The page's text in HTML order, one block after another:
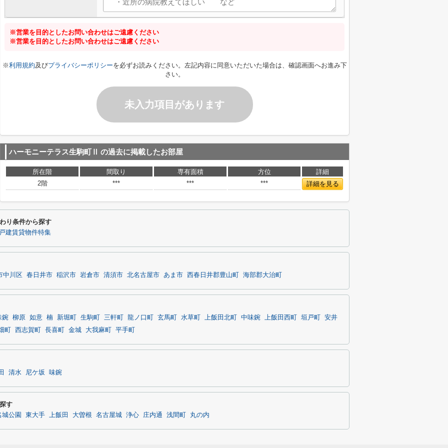
※営業を目的としたお問い合わせはご遠慮ください
※営業を目的としたお問い合わせはご遠慮ください
※利用規約及びプライバシーポリシーを必ずお読みください。左記内容に同意いただいた場合は、確認画面へお進み下
さい。
未入力項目があります
ハーモニーテラス生駒町Ⅱ の過去に掲載したお部屋
所在階 間取り 専有面積 方位
詳細
2階
*** *** *** 詳細を見る
り条件から探す
建賃貸物件特集
中川区 春日井市 稲沢市 岩倉市 清須市 北名古屋市 あま市 西春日井郡豊山町 海部郡大治町
鋺 柳原 如意 楠 新堀町 生駒町 三軒町 龍ノ口町 玄馬町 水草町 上飯田北町 中味鋺 上飯田西町 垣戸町
安井
町 西志賀町 長喜町 金城 大我麻町 平手町
清水 尼ケ坂 味鋺
す
城公園 東大手 上飯田 大曽根 名古屋城 浄心 庄内通 浅間町 丸の内